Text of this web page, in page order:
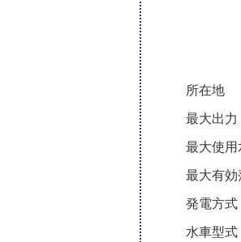
所在地
最大出力
最大使用
最大有効
発電方式
水車型式